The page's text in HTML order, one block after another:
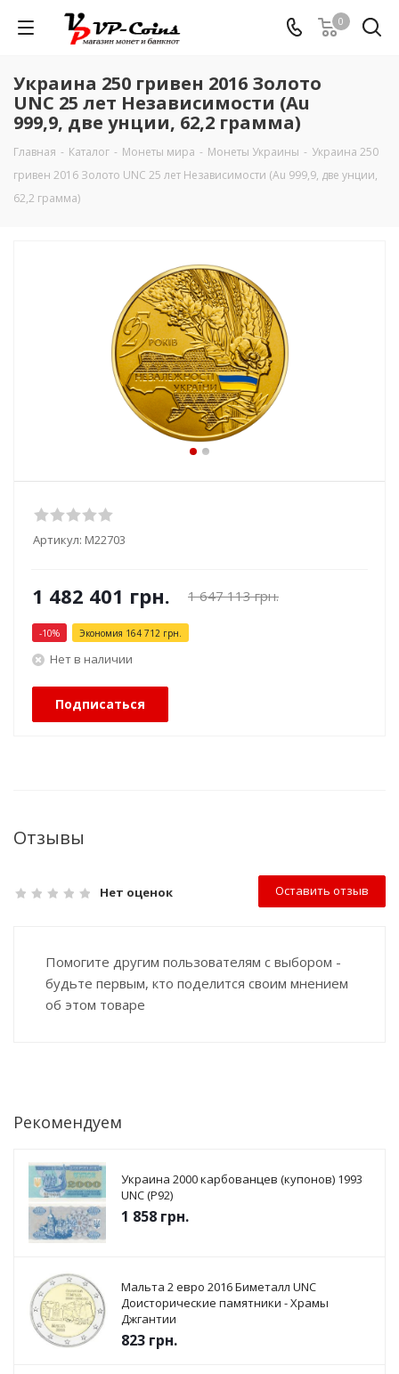
0
Украина 250 гривен 2016 Золото
UNC 25 лет Независимости (Au
999,9, две унции, 62,2 грамма)
Главная - Каталог - Монеты мира - Монеты Украины - Украина 250
гривен 2016 Золото UNC 25 лет Независимости (Au 999,9, две унции,
62,2 грамма)
Артикул: М22703
1 482 401 грн. 1 647 113грн.
-10% Экономия 164 712 грн.
Нет в наличии
Подписаться
Отзывы
Нет оценок Оставить отзыв
Помогите другим пользователям с выбором -
будьте первым, кто поделится своим мнением
об этом товаре
Рекомендуем
Украина 2000 карбованцев (купонов) 1993
UNC (P92)
1 858 грн.
Мальта 2 евро 2016 Биметалл UNC
Доисторические памятники - Храмы
Джгантии
823 грн.